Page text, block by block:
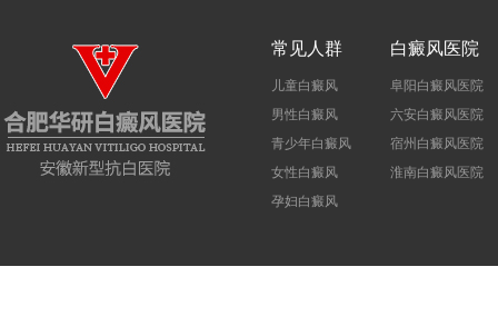
常见人群
儿童白癜风
男性白癜风
青少年白癜风
女性白癜风
孕妇白癜风
白癜风医院
阜阳白癜风医院
六安白癜风医院
宿州白癜风医院
淮南白癜风医院